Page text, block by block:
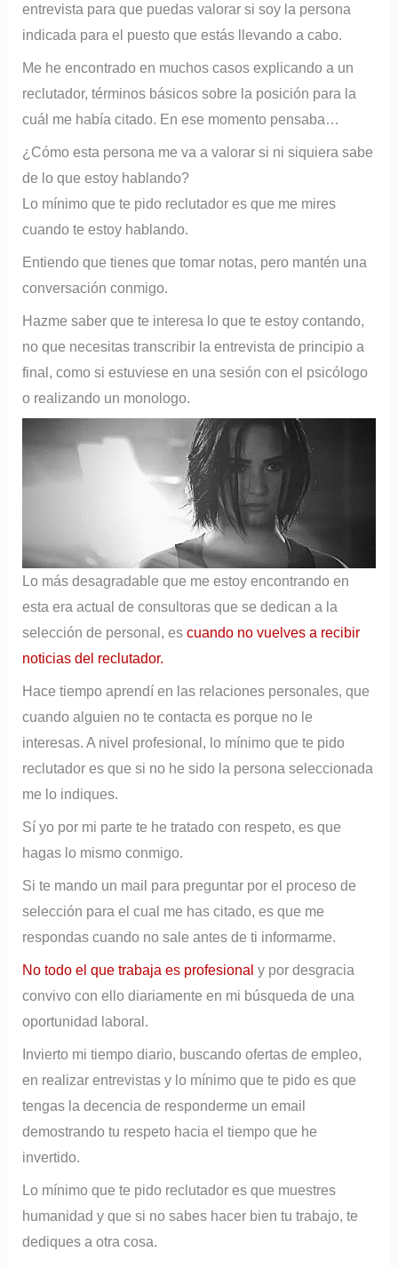
entrevista para que puedas valorar si soy la persona
indicada para el puesto que estás llevando a cabo.
Me he encontrado en muchos casos explicando a un
reclutador, términos básicos sobre la posición para la
cuál me había citado. En ese momento pensaba…
¿Cómo esta persona me va a valorar si ni siquiera sabe
de lo que estoy hablando?
Lo mínimo que te pido reclutador es que me mires
cuando te estoy hablando.
Entiendo que tienes que tomar notas, pero mantén una
conversación conmigo.
Hazme saber que te interesa lo que te estoy contando,
no que necesitas transcribir la entrevista de principio a
final, como si estuviese en una sesión con el psicólogo
o realizando un monologo.
Lo más desagradable que me estoy encontrando en
esta era actual de consultoras que se dedican a la
selección de personal, es cuando no vuelves a recibir
noticias del reclutador.
Hace tiempo aprendí en las relaciones personales, que
cuando alguien no te contacta es porque no le
interesas. A nivel profesional, lo mínimo que te pido
reclutador es que si no he sido la persona seleccionada
me lo indiques.
Sí yo por mi parte te he tratado con respeto, es que
hagas lo mismo conmigo.
Si te mando un mail para preguntar por el proceso de
selección para el cual me has citado, es que me
respondas cuando no sale antes de ti informarme.
No todo el que trabaja es profesional y por desgracia
convivo con ello diariamente en mi búsqueda de una
oportunidad laboral.
Invierto mi tiempo diario, buscando ofertas de empleo,
en realizar entrevistas y lo mínimo que te pido es que
tengas la decencia de responderme un email
demostrando tu respeto hacia el tiempo que he
invertido.
Lo mínimo que te pido reclutador es que muestres
humanidad y que si no sabes hacer bien tu trabajo, te
dediques a otra cosa.